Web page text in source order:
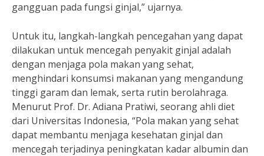
gangguan pada fungsi ginjal,” ujarnya.
Untuk itu, langkah-langkah pencegahan yang dapat
dilakukan untuk mencegah penyakit ginjal adalah
dengan menjaga pola makan yang sehat,
menghindari konsumsi makanan yang mengandung
tinggi garam dan lemak, serta rutin berolahraga.
Menurut Prof. Dr. Adiana Pratiwi, seorang ahli diet
dari Universitas Indonesia, “Pola makan yang sehat
dapat membantu menjaga kesehatan ginjal dan
mencegah terjadinya peningkatan kadar albumin dan